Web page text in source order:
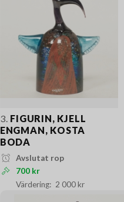
3. FIGURIN, KJELL
ENGMAN, KOSTA
BODA
Avslutat rop
700 kr
2 000 kr